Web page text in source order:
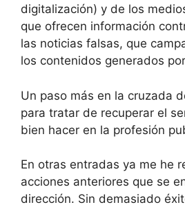
digitalización) y de los
que ofrecen información
las noticias falsas, que
los contenidos generados
Un paso más en la cruzada
para tratar de recuperar el
bien hacer en la profesión
En otras entradas ya me he
acciones anteriores que se
dirección. Sin demasiado